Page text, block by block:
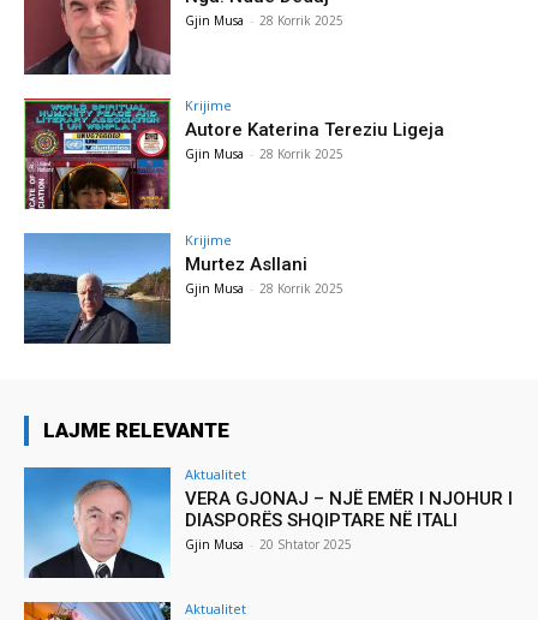
Gjin Musa - 28 Korrik 2025
Krijime
Autore Katerina Tereziu Ligeja
Gjin Musa - 28 Korrik 2025
Krijime
Murtez Asllani
Gjin Musa - 28 Korrik 2025
LAJME RELEVANTE
Aktualitet
VERA GJONAJ – NJË EMËR I NJOHUR I
DIASPORËS SHQIPTARE NË ITALI
Gjin Musa - 20 Shtator 2025
Aktualitet